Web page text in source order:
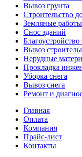
Вывоз грунта
Строительство
Земляные работы
Снос зданий
Вывоз
Нерудные
Прокладка
Уборка снега
Вывоз снега
Ремонт и
Главная
Оплата
Компания
Прайс-лист
Контакты